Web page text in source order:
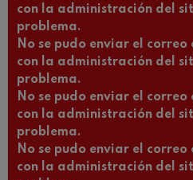
con la administración del
problema.
No se pudo enviar el
con la administración del
problema.
No se pudo enviar el
con la administración del
problema.
No se pudo enviar el
con la administración del